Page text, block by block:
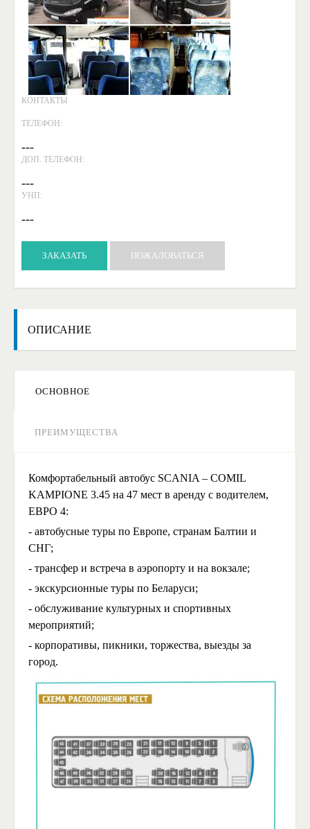
КОНТАКТЫ
ТЕЛЕФОН:
---
ДОП. ТЕЛЕФОН:
---
УНП:
---
ЗАКАЗАТЬ ПОЖАЛОВАТЬСЯ
ОПИСАНИЕ
ОСНОВНОЕ
ПРЕИМУЩЕСТВА
Комфортабельный автобус SCANIA – COMIL
KAMPIONE 3.45 на 47 мест в аренду с водителем,
ЕВРО 4:
- автобусные туры по Европе, странам Балтии и
СНГ;
- трансфер и встреча в аэропорту и на вокзале;
- экскурсионные туры по Беларуси;
- обслуживание культурных и спортивных
мероприятий;
- корпоративы, пикники, торжества, выезды за
город.